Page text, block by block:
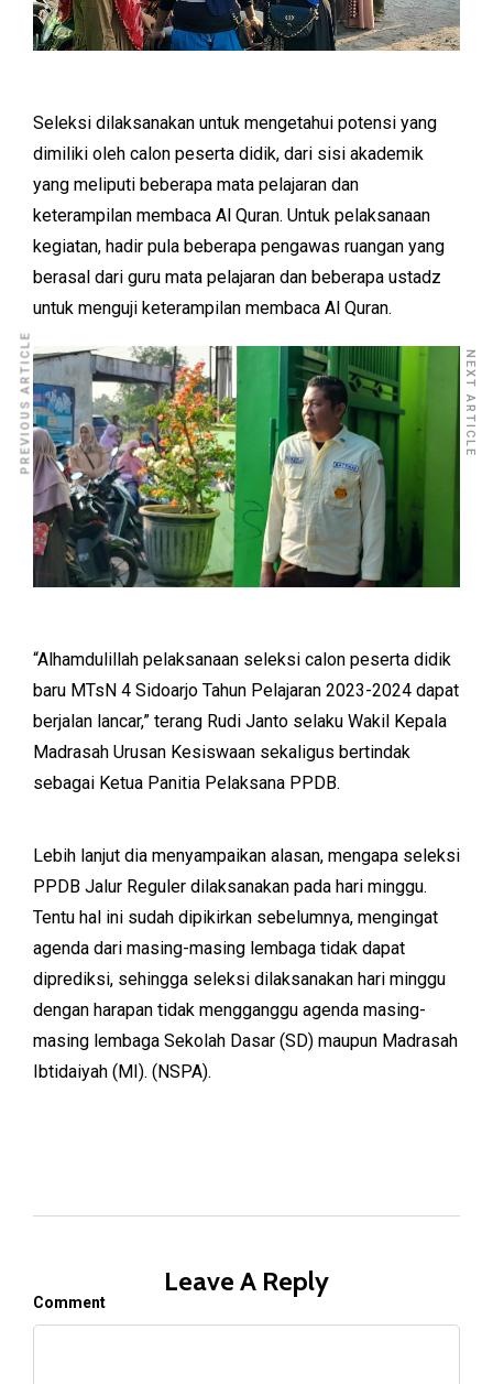
Seleksi dilaksanakan untuk mengetahui potensi yang
dimiliki oleh calon peserta didik, dari sisi akademik
yang meliputi beberapa mata pelajaran dan
keterampilan membaca Al Quran. Untuk pelaksanaan
kegiatan, hadir pula beberapa pengawas ruangan yang
berasal dari guru mata pelajaran dan beberapa ustadz
untuk menguji keterampilan membaca Al Quran.
“Alhamdulillah pelaksanaan seleksi calon peserta didik
baru MTsN 4 Sidoarjo Tahun Pelajaran 2023-2024 dapat
berjalan lancar,” terang Rudi Janto selaku Wakil Kepala
Madrasah Urusan Kesiswaan sekaligus bertindak
sebagai Ketua Panitia Pelaksana PPDB.
Lebih lanjut dia menyampaikan alasan, mengapa seleksi
PPDB Jalur Reguler dilaksanakan pada hari minggu.
Tentu hal ini sudah dipikirkan sebelumnya, mengingat
agenda dari masing-masing lembaga tidak dapat
diprediksi, sehingga seleksi dilaksanakan hari minggu
dengan harapan tidak mengganggu agenda masing-
masing lembaga Sekolah Dasar (SD) maupun Madrasah
Ibtidaiyah (MI). (NSPA).
Leave A Reply
Comment
PREVIOUS ARTICLE NEXT ARTICLE